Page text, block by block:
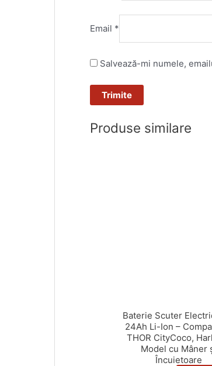
Email *
Salvează-mi numele,
Produse similare
Baterie Scuter
24Ah Li-Ion –
THOR CityCoco,
Model cu Mâner
Încuietoare